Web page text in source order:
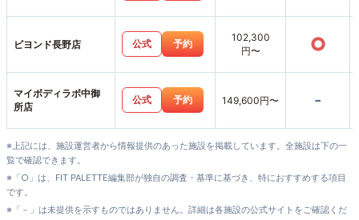
ビヨンド長野店 公式 予約
102,300
円〜
○
マイボディラボ中御
所店
公式 予約 149,600円〜 -
※上記には、施設運営者から情報提供のあった施設を掲載しています。全施設は下の一
覧で確認できます。
※「○」は、FIT PALETTE編集部が独自の調査・基準に基づき、特におすすめする項目
です。
※「－」は未提供を示すものではありません。詳細は各施設の公式サイトをご確認くだ